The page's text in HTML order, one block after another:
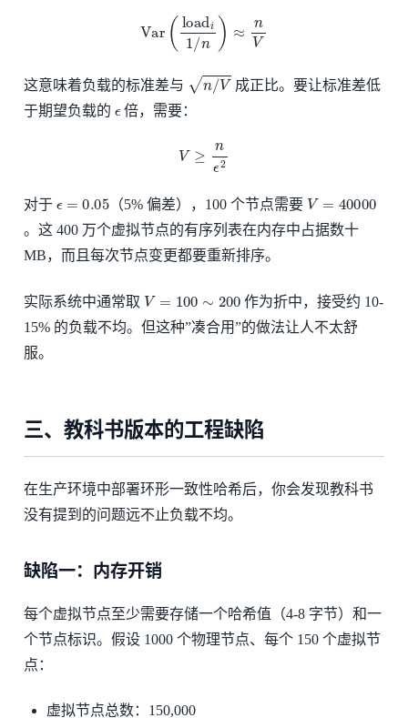
(load i1 /n V
这意味着负载的标准差与 /V
成正比。要让标准差低
于期望负载的
倍，需要：
ϵ2
对于 0.05 （5% 偏差），100 个节点需要 V= 40000
。这 400 万个虚拟节点的有序列表在内存中占据数十
MB，而且每次节点变更都要重新排序。
实际系统中通常取 V= 100∼ 200
作为折中，接受约 10-
15% 的负载不均。但这种”凑合用”的做法让人不太舒
服。
三、教科书版本的工程缺陷
在生产环境中部署环形一致性哈希后，你会发现教科书
没有提到的问题远不止负载不均。
缺陷一：内存开销
每个虚拟节点至少需要存储一个哈希值（4-8 字节）和一
个节点标识。假设 1000 个物理节点、每个 150 个虚拟节
点：
虚拟节点总数：150,000